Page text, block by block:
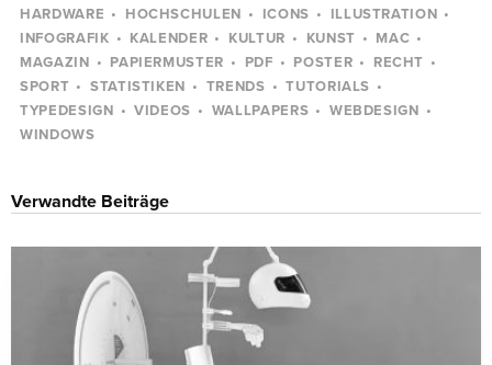
HARDWARE
HOCHSCHULEN ICONS
ILLUSTRATION
INFOGRAFIK
KALENDER KULTUR KUNST
MAC
MAGAZIN
PAPIERMUSTER PDF POSTER
RECHT
SPORT
STATISTIKEN TRENDS
TUTORIALS
TYPEDESIGN
VIDEOS WALLPAPERS
WEBDESIGN
WINDOWS
Verwandte Beiträge